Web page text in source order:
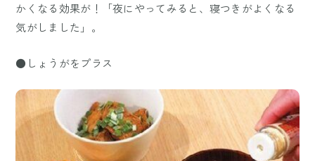
かくなる効果が！「夜にやってみると、寝つきがよくなる
気がしました」。
●しょうがをプラス